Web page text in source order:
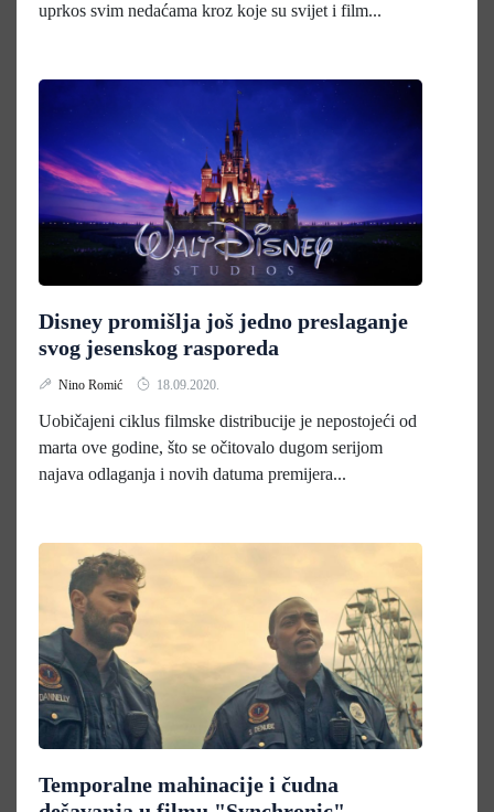
uprkos svim nedaćama kroz koje su svijet i film...
Disney promišlja još jedno preslaganje
svog jesenskog rasporeda
Nino Romić 18.09.2020.
Uobičajeni ciklus filmske distribucije je nepostojeći od
marta ove godine, što se očitovalo dugom serijom
najava odlaganja i novih datuma premijera...
Temporalne mahinacije i čudna